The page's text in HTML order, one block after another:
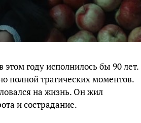
этом году исполнилось бы 90 лет.
полной трагических моментов.
на жизнь. Он жил
и сострадание.